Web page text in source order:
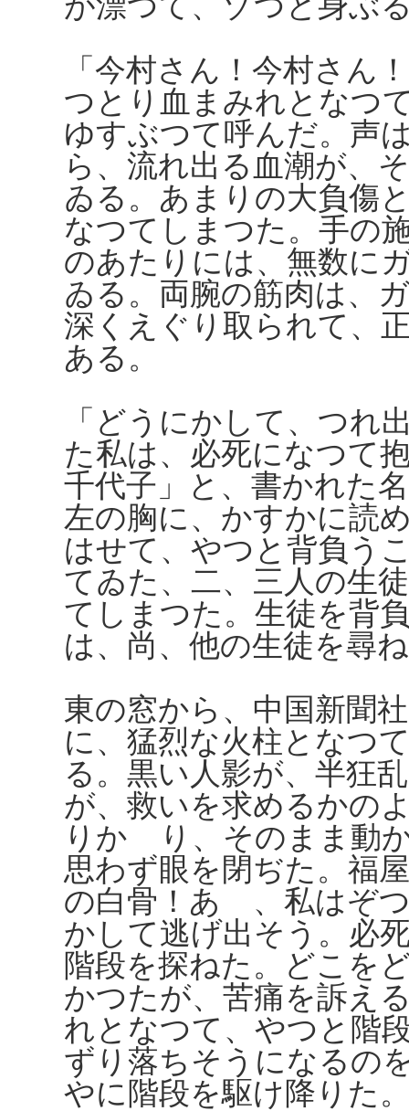
「今村さん！今村さん
つとり血まみれとなつ
ゆすぶつて呼んだ。声
ら、流れ出る血潮が、
ゐる。あまりの大負傷
なつてしまつた。手の
のあたりには、無数に
ゐる。両腕の筋肉は、
深くえぐり取られて、
ある。
「どうにかして、つ
た私は、必死になつて
千代子」と、書かれた
左の胸に、かすかに読
はせて、やつと背負う
てゐた、二、三人の生
てしまつた。生徒を背
は、尚、他の生徒を尋
東の窓から、中国新聞
に、猛烈な火柱となつ
る。黒い人影が、半狂
が、救いを求めるかの
りかゝり、そのまま動
思わず眼を閉ぢた。福
の白骨！あゝ、私はぞ
かして逃げ出そう。必
階段を探ねた。どこを
かつたが、苦痛を訴え
れとなつて、やつと階
ずり落ちそうになるの
やに階段を駆け降りた